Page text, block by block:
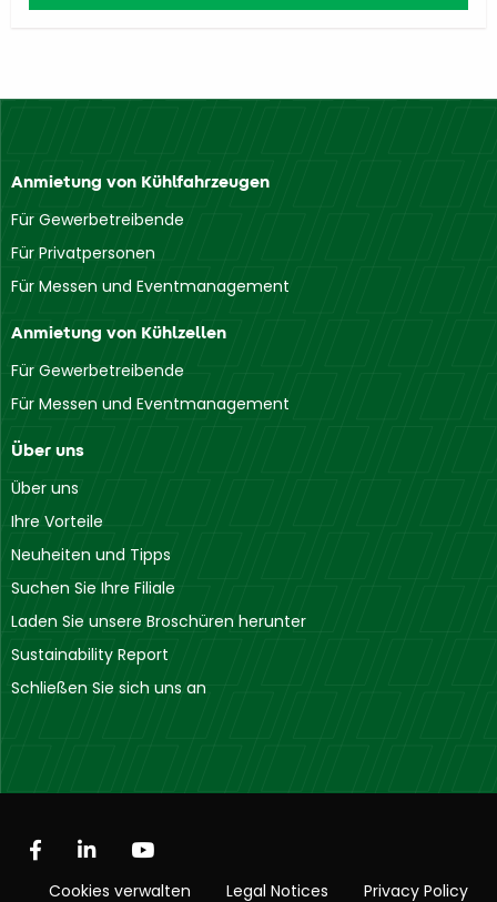
Anmietung von Kühlfahrzeugen
Für Gewerbetreibende
Für Privatpersonen
Für Messen und Eventmanagement
Anmietung von Kühlzellen
Für Gewerbetreibende
Für Messen und Eventmanagement
Über uns
Über uns
Ihre Vorteile
Neuheiten und Tipps
Suchen Sie Ihre Filiale
Laden Sie unsere Broschüren herunter
Sustainability Report
Schließen Sie sich uns an
Cookies verwalten Legal Notices Privacy Policy